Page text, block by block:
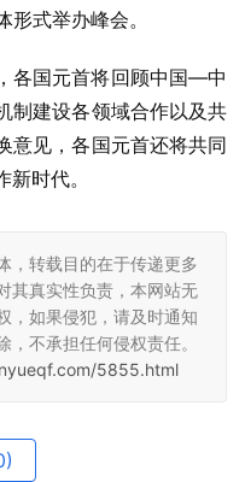
式举办峰会。
各国元首将回顾中国—中
制建设各领域合作以及共
意见，各国元首还将共同
时代。
，转载目的在于传递更多
其真实性负责，本网站无
，如果侵犯，请及时通知
不承担任何侵权责任。
5855.html